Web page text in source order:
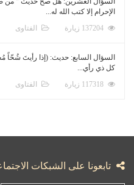
الإحرام إلا كتب الله له...
الفتاوى
السؤال السابع: حديث: (إذا رأيتَ شُحّاً
كل ذي رأي...
الفتاوى
تابعونا على الشبكات